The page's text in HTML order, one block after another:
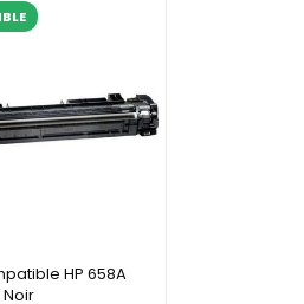
HP 658A